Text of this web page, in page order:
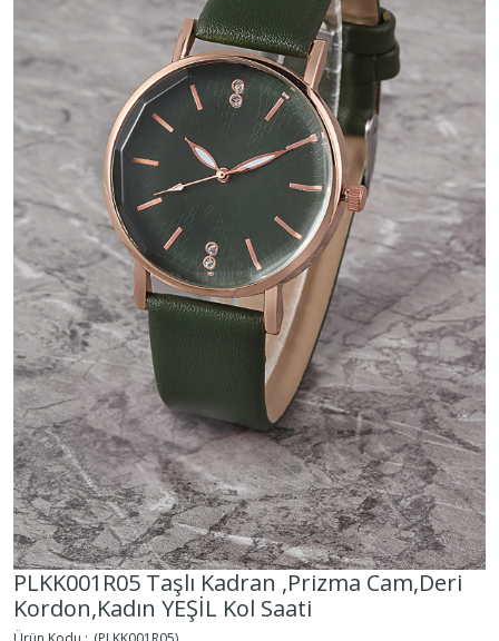
PLKK001R05 Taşlı Kadran ,Prizma Cam,Deri
Kordon,Kadın YEŞİL Kol Saati